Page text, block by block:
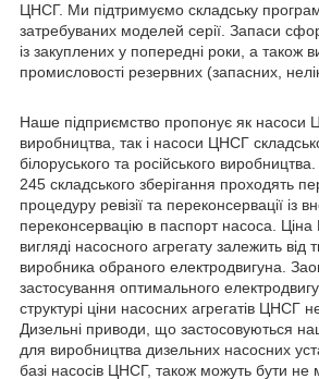
ЦНСГ. Ми підтримуємо складську
затребуваних моделей серії. Запаси
із закуплених у попередні роки, а також
промисловості резервних (запасних,
Наше підприємство пропонує як насоси
виробництва, так і насоси ЦНСГ
білоруського та російського
245 складського зберігання проходять
процедуру ревізії та переконсервації із
переконсервацію в паспорт насоса.
вигляді насосного агрегату залежить від
виробника обраного електродвигуна.
застосування оптимального
структурі ціни насосних агрегатів ЦНСГ
Дизельні приводи, що застосовуються
для виробництва дизельних насосних
базі насосів ЦНСГ, також можуть бути не